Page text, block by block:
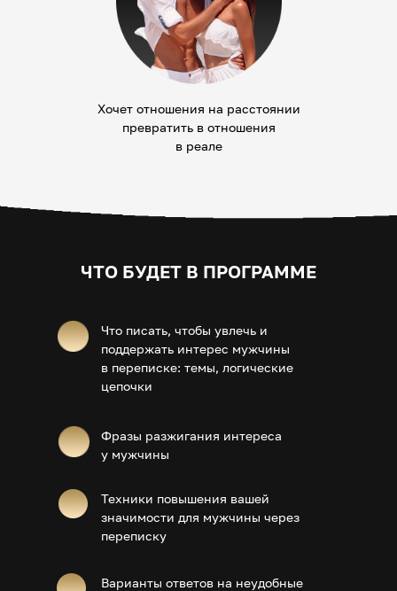
Хочет отношения на расстоянии
превратить в отношения
в реале
ЧТО БУДЕТ В ПРОГРАММЕ
Что писать, чтобы увлечь и
поддержать интерес мужчины
в переписке: темы, логические
цепочки
Фразы разжигания интереса
у мужчины
Техники повышения вашей
значимости для мужчины через
переписку
Варианты ответов на неудобные